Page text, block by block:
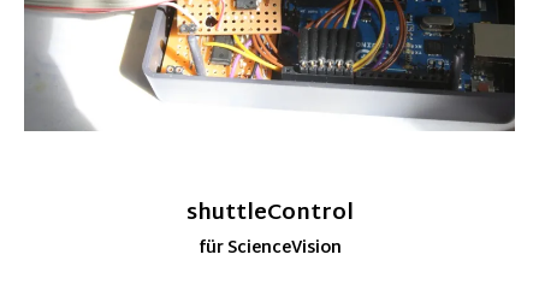
shuttleControl
für ScienceVision